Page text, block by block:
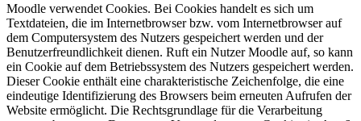
Moodle verwendet Cookies. Bei Cookies handelt es sich um
Textdateien, die im Internetbrowser bzw. vom Internetbrowser auf
dem Computersystem des Nutzers gespeichert werden und der
Benutzerfreundlichkeit dienen. Ruft ein Nutzer Moodle auf, so kann
ein Cookie auf dem Betriebssystem des Nutzers gespeichert werden.
Dieser Cookie enthält eine charakteristische Zeichenfolge, die eine
eindeutige Identifizierung des Browsers beim erneuten Aufrufen der
Website ermöglicht. Die Rechtsgrundlage für die Verarbeitung